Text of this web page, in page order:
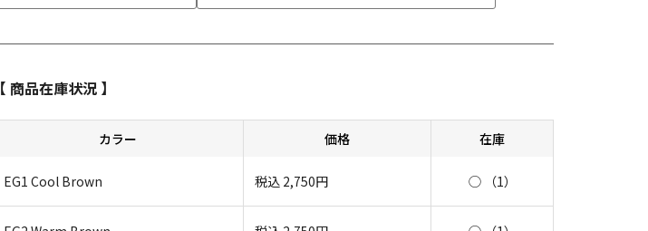
【 商品在庫状況 】
カラー 価格 在庫
EG1 Cool Brown 税込 2,750円 ◯ （1）